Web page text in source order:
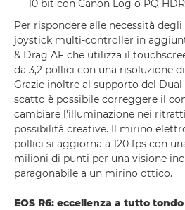
10 bit con Canon Log o PQ
Per rispondere alle necessità
joystick multi-controller in
& Drag AF che utilizza il
da 3,2 pollici con una risoluzione
Grazie inoltre al supporto del Dual
scatto è possibile correggere il
cambiare l'illuminazione nei
possibilità creative. Il mirino
pollici si aggiorna a 120 fps con
milioni di punti per una visione
paragonabile a un mirino ottico.
EOS R6: eccellenza a tutto tondo